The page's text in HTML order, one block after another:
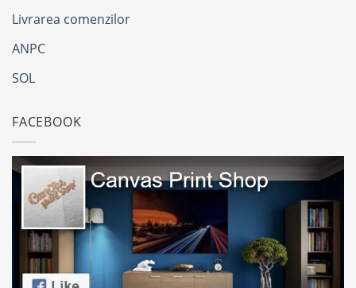
Livrarea comenzilor
ANPC
SOL
FACEBOOK